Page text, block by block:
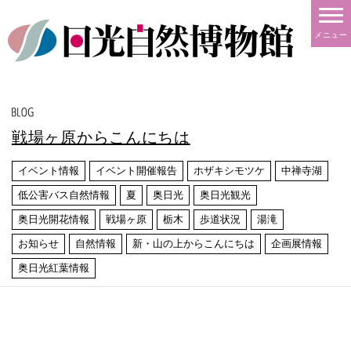
メニュー
戦場ヶ原からこんにちは
イベント情報 イベント開催報告 ホザキシモツケ 中禅寺湖
低公害バス自然情報 夏 奥日光 奥日光観光
奥日光開花情報 戦場ヶ原 栃木 歩道状況 湯滝
お知らせ 自然情報 新・山の上からこんにちは 企画展情報
奥日光紅葉情報